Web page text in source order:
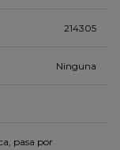
214305
Ninguna
pasa por